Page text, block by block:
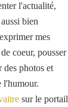
l'actualité,
bien
mes
coeur, pousser
des photos et
l'humour.
sur le portail